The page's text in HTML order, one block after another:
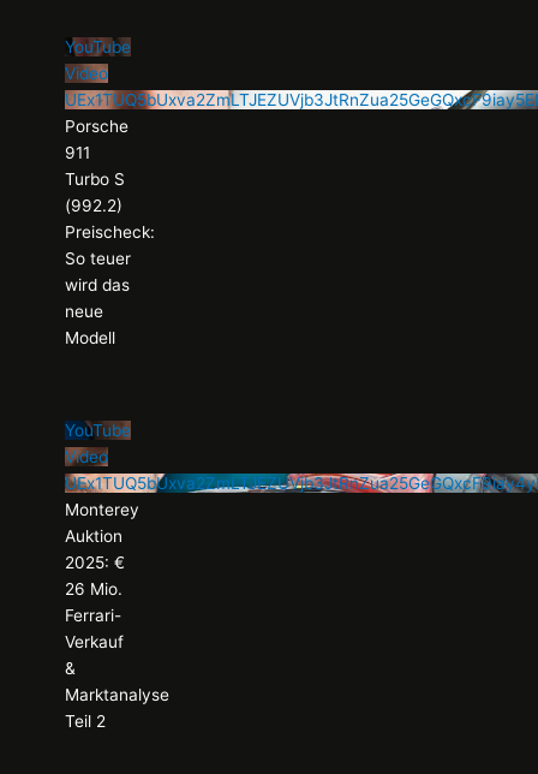
YouTube
Video
Porsche
911
Turbo S
(992.2)
Preischeck:
So teuer
wird das
neue
Modell
YouTube
Video
Monterey
Auktion
2025: €
26 Mio.
Ferrari-
Verkauf
&
Marktanalyse
Teil 2